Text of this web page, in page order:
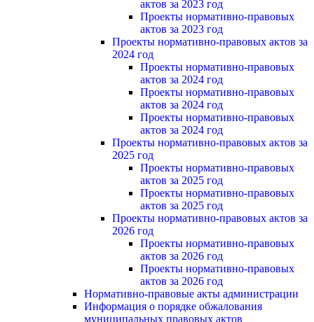
актов за 2023 год
Проекты нормативно-правовых
актов за 2023 год
Проекты нормативно-правовых актов за
2024 год
Проекты нормативно-правовых
актов за 2024 год
Проекты нормативно-правовых
актов за 2024 год
Проекты нормативно-правовых
актов за 2024 год
Проекты нормативно-правовых актов за
2025 год
Проекты нормативно-правовых
актов за 2025 год
Проекты нормативно-правовых
актов за 2025 год
Проекты нормативно-правовых актов за
2026 год
Проекты нормативно-правовых
актов за 2026 год
Проекты нормативно-правовых
актов за 2026 год
Нормативно-правовые акты администрации
Информация о порядке обжалования
муниципальных правовых актов